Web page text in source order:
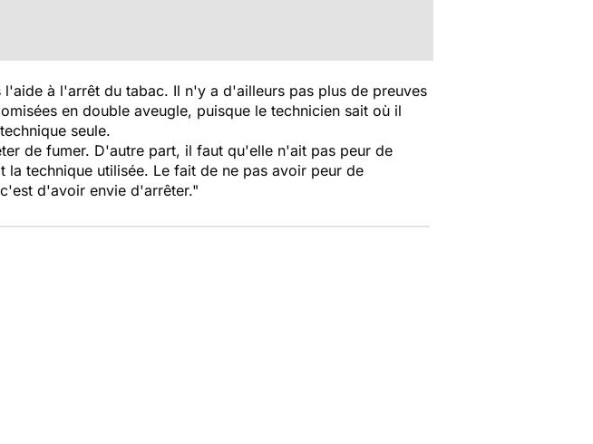
l'aide à l'arrêt du tabac. Il n'y a d'ailleurs pas plus de preuves
en double aveugle, puisque le technicien sait où il
seule.
de fumer. D'autre part, il faut qu'elle n'ait pas peur de
technique utilisée. Le fait de ne pas avoir peur de
d'avoir envie d'arrêter."